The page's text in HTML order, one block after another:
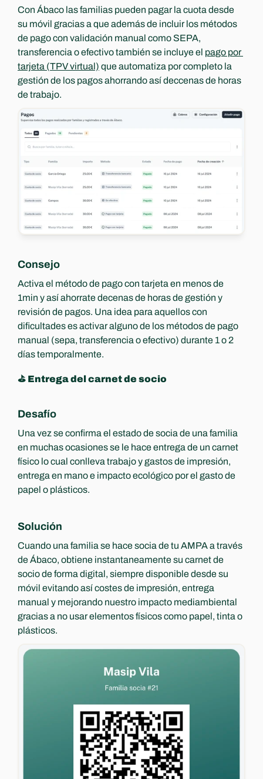
Con Ábaco las familias pueden pagar la cuota desde
su móvil gracias a que además de incluir los métodos
de pago con validación manual como SEPA,
transferencia o efectivo también se incluye el pago por
tarjeta (TPV virtual) que automatiza por completo la
gestión de los pagos ahorrando así deccenas de horas
de trabajo.
Consejo
Activa el método de pago con tarjeta en menos de
1min y así ahorrate decenas de horas de gestión y
revisión de pagos. Una idea para aquellos con
dificultades es activar alguno de los métodos de pago
manual (sepa, transferencia o efectivo) durante 1 o 2
días temporalmente.
⛳️ Entrega del carnet de socio
Desafío
Una vez se confirma el estado de socia de una familia
en muchas ocasiones se le hace entrega de un carnet
físico lo cual conlleva trabajo y gastos de impresión,
entrega en mano e impacto ecológico por el gasto de
papel o plásticos.
Solución
Cuando una familia se hace socia de tu AMPA a través
de Ábaco, obtiene instantaneamente su carnet de
socio de forma digital, siempre disponible desde su
móvil evitando así costes de impresión, entrega
manual y mejorando nuestro impacto mediambiental
gracias a no usar elementos físicos como papel, tinta o
plásticos.